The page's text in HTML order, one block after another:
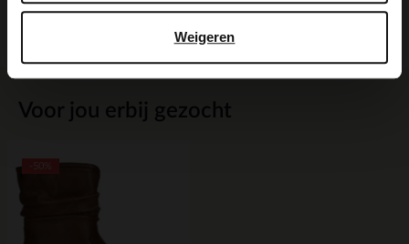
Weigeren
Voor jou erbij gezocht
Bezorgen & retour